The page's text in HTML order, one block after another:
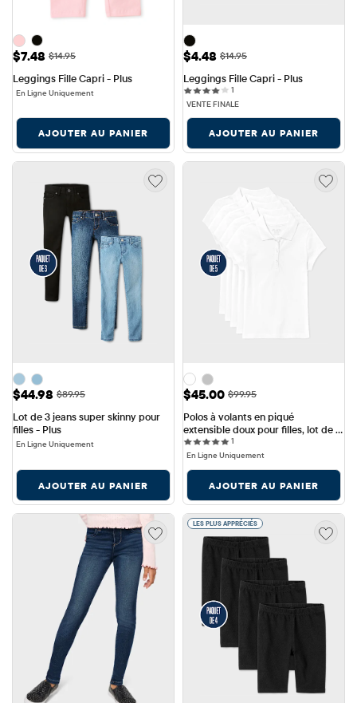
Prix ​​de vente: $7.48
$7.48 Prix ​​d'origine: $14.95
$14.95
Leggings Fille Capri - Plus
En Ligne Uniquement
AJOUTER AU PANIER
Prix ​​de vente: $4.48
$4.48 Prix ​​d'origine: $14.95
$14.95
Leggings Fille Capri - Plus
1
VENTE FINALE
AJOUTER AU PANIER
Prix ​​de vente: $44.98
$44.98 Prix ​​d'origine: $89.95
$89.95
Lot de 3 jeans super skinny pour
filles - Plus
En Ligne Uniquement
AJOUTER AU PANIER
Prix ​​de vente: $45.00
$45.00 Prix ​​d'origine: $99.95
$99.95
Polos à volants en piqué
extensible doux pour filles, lot de 5
- Grande taille
1
En Ligne Uniquement
AJOUTER AU PANIER
LES PLUS APPRÉCIÉS